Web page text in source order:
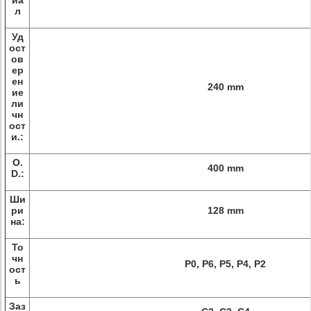
л
Уд
ост
ов
ер
ен
ие
ли
чн
ост
и.:
240 mm
O.
D.:
400 mm
Ши
ри
на:
128 mm
То
чн
ост
ь
P0, P6, P5, P4, P2
Заз